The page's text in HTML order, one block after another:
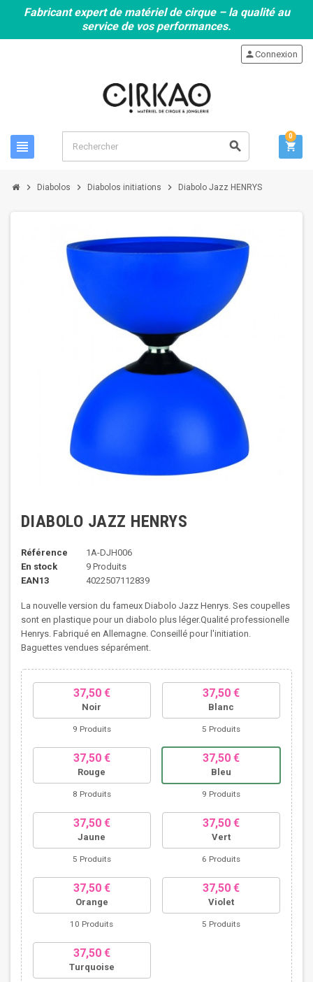
Fabricant expert de matériel de cirque – la qualité au
service de vos performances.
view_headline search
personConnexion
shopping_cart
0
chevron_right Diabolos chevron_right Diabolos initiations chevron_right Diabolo Jazz HENRYS
DIABOLO JAZZ HENRYS
Référence
1A-DJH006
En stock
9 Produits
EAN13
4022507112839
La nouvelle version du fameux Diabolo Jazz Henrys. Ses coupelles
sont en plastique pour un diabolo plus léger.Qualité professionelle
Henrys. Fabriqué en Allemagne. Conseillé pour l'initiation.
Baguettes vendues séparément.
37,50 €
Noir
9 Produits
37,50 €
Blanc
5 Produits
37,50 €
Rouge
8 Produits
37,50 €
Bleu
9 Produits
37,50 €
Jaune
5 Produits
37,50 €
Vert
6 Produits
37,50 €
Orange
10 Produits
37,50 €
Violet
5 Produits
37,50 €
Turquoise